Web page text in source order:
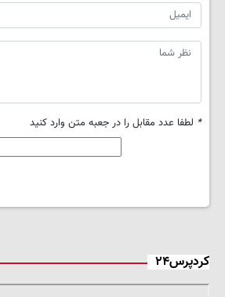
* لطفا عدد مقابل را در جعبه متن وارد کنید
کردپرس۲۴